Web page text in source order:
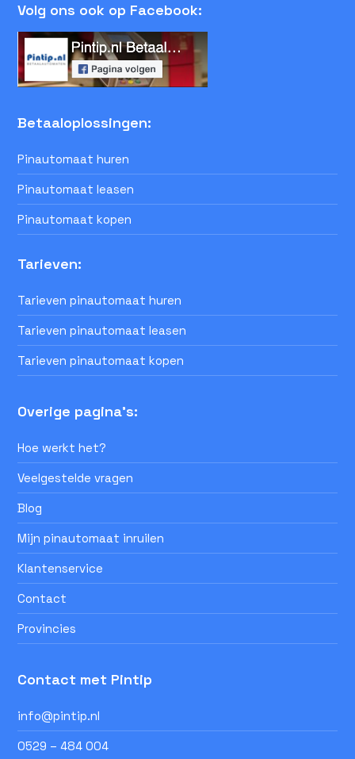
Volg ons ook op Facebook:
Betaaloplossingen:
Pinautomaat huren
Pinautomaat leasen
Pinautomaat kopen
Tarieven:
Tarieven pinautomaat huren
Tarieven pinautomaat leasen
Tarieven pinautomaat kopen
Overige pagina's:
Hoe werkt het?
Veelgestelde vragen
Blog
Mijn pinautomaat inruilen
Klantenservice
Contact
Provincies
Contact met Pintip
info@pintip.nl
0529 – 484 004